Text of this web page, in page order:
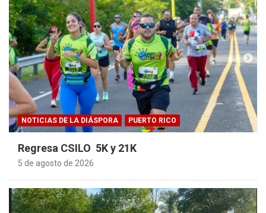
NOTICIAS DE LA DIÁSPORA PUERTO RICO
Regresa CSILO 5K y 21K
5 de agosto de 2026